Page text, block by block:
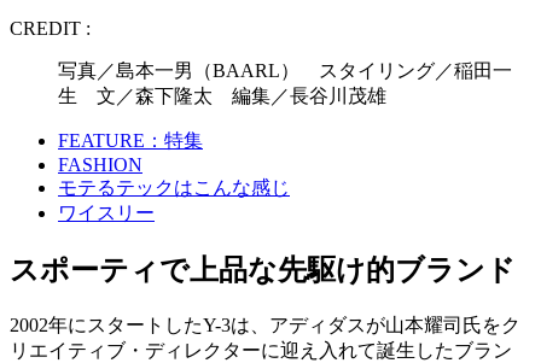
CREDIT :
写真／島本一男（BAARL） スタイリング／稲田一
生 文／森下隆太 編集／長谷川茂雄
FEATURE：特集
FASHION
モテるテックはこんな感じ
ワイスリー
スポーティで上品な先駆け的ブランド
2002年にスタートしたY-3は、アディダスが山本耀司氏をク
リエイティブ・ディレクターに迎え入れて誕生したブラン